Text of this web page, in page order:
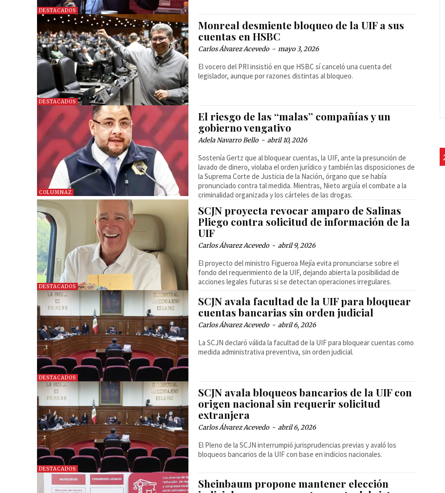
DESTACADOS
DESTACADOS
Monreal desmiente bloqueo de la UIF a sus
cuentas en HSBC
Carlos Álvarez Acevedo - mayo 3, 2026
El vocero del PRI insistió en que HSBC sí canceló una cuenta del
legislador, aunque por razones distintas al bloqueo.
COLUMNAZ
El riesgo de las “malas” compañías y un
gobierno vengativo
Adela Navarro Bello - abril 10, 2026
Sostenía Gertz que al bloquear cuentas, la UIF, ante la presunción de
lavado de dinero, violaba el orden jurídico y también las disposiciones de
la Suprema Corte de Justicia de la Nación, órgano que se había
pronunciado contra tal medida. Mientras, Nieto argüía el combate a la
criminalidad organizada y los cárteles de las drogas.
DESTACADOS
SCJN proyecta revocar amparo de Salinas
Pliego contra solicitud de información de la
UIF
Carlos Álvarez Acevedo - abril 9, 2026
El proyecto del ministro Figueroa Mejía evita pronunciarse sobre el
fondo del requerimiento de la UIF, dejando abierta la posibilidad de
acciones legales futuras si se detectan operaciones irregulares.
DESTACADOS
SCJN avala facultad de la UIF para bloquear
cuentas bancarias sin orden judicial
Carlos Álvarez Acevedo - abril 6, 2026
La SCJN declaró válida la facultad de la UIF para bloquear cuentas como
medida administrativa preventiva, sin orden judicial.
DESTACADOS
SCJN avala bloqueos bancarios de la UIF con
origen nacional sin requerir solicitud
extranjera
Carlos Álvarez Acevedo - abril 6, 2026
El Pleno de la SCJN interrumpió jurisprudencias previas y avaló los
bloqueos bancarios de la UIF con base en indicios nacionales.
Sheinbaum propone mantener elección